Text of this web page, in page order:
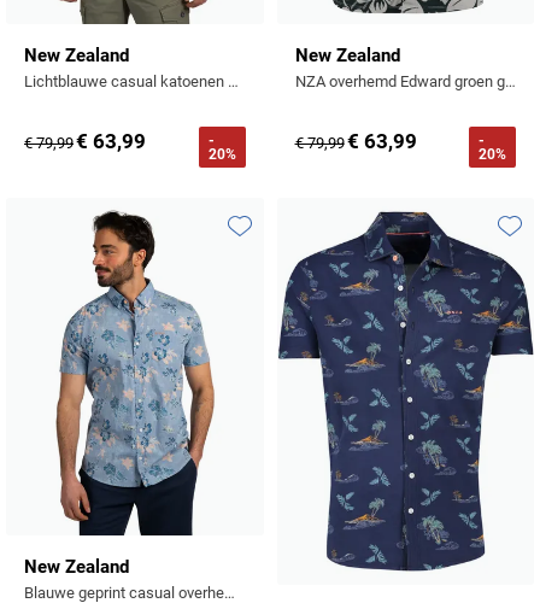
New Zealand
Lichtblauwe casual katoenen overhemd
€ 79,99€ 63,99
-
20%
New Zealand
NZA overhemd Edward groen geprint korte mouw korte mouw
€ 79,99€ 63,99
-
20%
New Zealand
Blauwe geprint casual overhemd katoen
Toevoegen aan favorieten